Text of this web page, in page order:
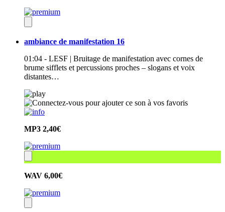
ambiance de manifestation 16
01:04 - LESF | Bruitage de manifestation avec cornes de
brume sifflets et percussions proches – slogans et voix
distantes…
MP3 2,40€
WAV 6,00€